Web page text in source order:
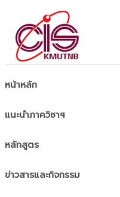
หน้าหลัก
แนะนำภาควิชาฯ
หลักสูตร
ข่าวสารและกิจกรรม